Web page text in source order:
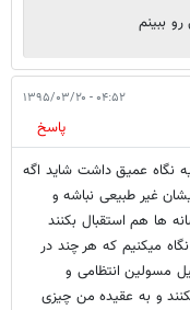
ببينم
۰۴:۵۲ - ۱۳۹۵/۰۳/۲۰
پاسخ
نگاه عمیق داشت شاید اگه
غیر طبیعی نباشه و
ها هم استقبال بکنند
میکنیم که هر چند در
مسولین انتظامی و
و به عقیده من چیزی